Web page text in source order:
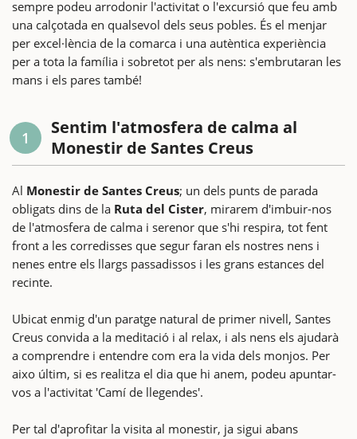
sempre podeu arrodonir l'activitat o l'excursió que feu amb
una calçotada en qualsevol dels seus pobles. És el menjar
per excel·lència de la comarca i una autèntica experiència
per a tota la família i sobretot per als nens: s'embrutaran les
mans i els pares també!
1
Sentim l'atmosfera de calma al
Monestir de Santes Creus
Al Monestir de Santes Creus; un dels punts de parada
obligats dins de la Ruta del Cister, mirarem d'imbuir-nos
de l'atmosfera de calma i serenor que s'hi respira, tot fent
front a les corredisses que segur faran els nostres nens i
nenes entre els llargs passadissos i les grans estances del
recinte.
Ubicat enmig d'un paratge natural de primer nivell, Santes
Creus convida a la meditació i al relax, i als nens els ajudarà
a comprendre i entendre com era la vida dels monjos. Per
aixo últim, si es realitza el dia que hi anem, podeu apuntar-
vos a l'activitat 'Camí de llegendes'.
Per tal d'aprofitar la visita al monestir, ja sigui abans